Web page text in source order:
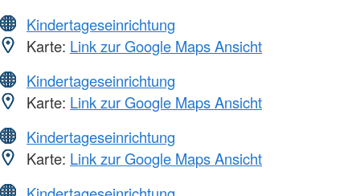
Kindertageseinrichtung
Karte: Link zur Google Maps Ansicht
Kindertageseinrichtung
Karte: Link zur Google Maps Ansicht
Kindertageseinrichtung
Karte: Link zur Google Maps Ansicht